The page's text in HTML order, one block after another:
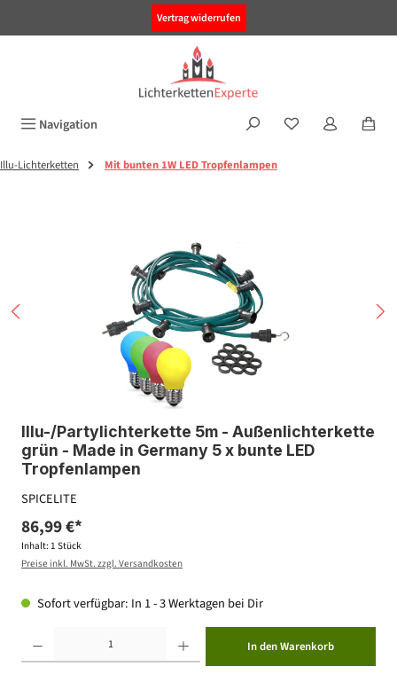
Vertrag widerrufen
Navigation
Illu-Lichterketten Mit bunten 1W LED Tropfenlampen
Illu-/Partylichterkette 5m - Außenlichterkette
grün - Made in Germany 5 x bunte LED
Tropfenlampen
SPICELITE
86,99 €*
Inhalt: 1 Stück
Preise inkl. MwSt. zzgl. Versandkosten
Sofort verfügbar: In 1 - 3 Werktagen bei Dir
In den Warenkorb